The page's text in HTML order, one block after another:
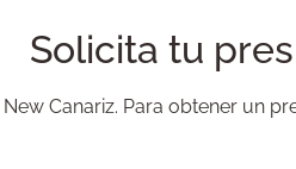
Solicita tu
Canariz. Para obtener un